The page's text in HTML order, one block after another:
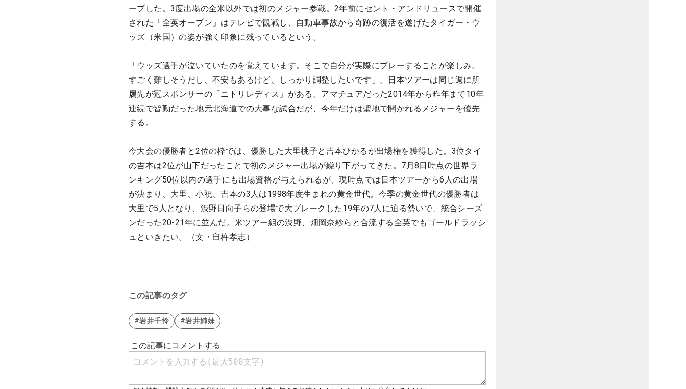
ープした。3度出場の全米以外では初のメジャー参戦。2年前にセント・アンドリュースで開催
された「全英オープン」はテレビで観戦し、自動車事故から奇跡の復活を遂げたタイガー・ウ
ッズ（米国）の姿が強く印象に残っているという。
「ウッズ選手が泣いていたのを覚えています。そこで自分が実際にプレーすることが楽しみ。
すごく難しそうだし、不安もあるけど、しっかり調整したいです」。日本ツアーは同じ週に所
属先が冠スポンサーの「ニトリレディス」がある。アマチュアだった2014年から昨年まで10年
連続で皆勤だった地元北海道での大事な試合だが、今年だけは聖地で開かれるメジャーを優先
する。
今大会の優勝者と2位の枠では、優勝した大里桃子と吉本ひかるが出場権を獲得した。3位タイ
の吉本は2位が山下だったことで初のメジャー出場が繰り下がってきた。7月8日時点の世界ラ
ンキング50位以内の選手にも出場資格が与えられるが、現時点では日本ツアーから6人の出場
が決まり、大里、小祝、吉本の3人は1998年度生まれの黄金世代。今季の黄金世代の優勝者は
大里で5人となり、渋野日向子らの登場で大ブレークした19年の7人に迫る勢いで、統合シーズ
ンだった20-21年に並んだ。米ツアー組の渋野、畑岡奈紗らと合流する全英でもゴールドラッシ
ュといきたい。（文・臼杵孝志）
この記事のタグ
#岩井千怜 #岩井姉妹